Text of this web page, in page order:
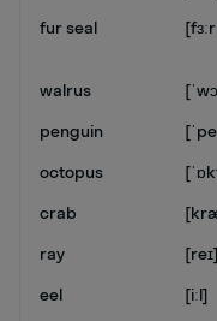
fur seal
walrus
penguin
octopus
crab
ray
[reɪ]
eel
[iːl]